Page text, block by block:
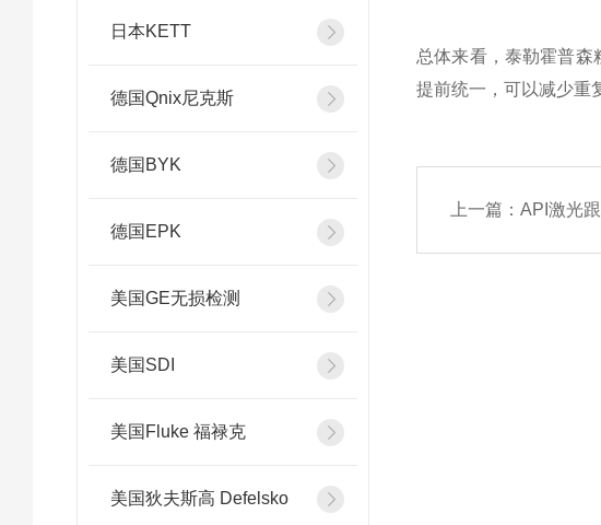
日本KETT
德国Qnix尼克斯
德国BYK
德国EPK
美国GE无损检测
美国SDI
美国Fluke 福禄克
美国狄夫斯高 Defelsko
总体来看，泰勒霍普森
提前统一，可以减少重
上一篇：API激光跟